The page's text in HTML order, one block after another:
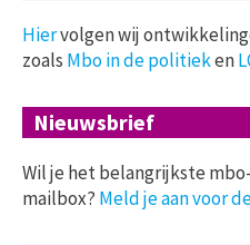
Hiervolgen wij
zoals Mbo in de politieken
Nieuwsbrief
Wil je het belangrijkste
mailbox? Meld je aan voor